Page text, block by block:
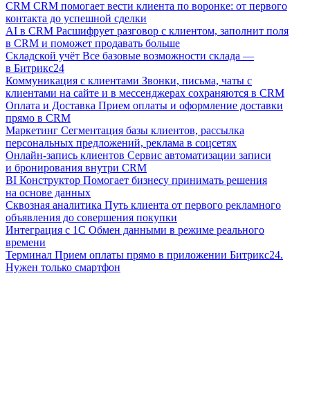
CRM CRM помогает вести клиента по воронке: от первого
контакта до успешной сделки
AI в CRM Расшифрует разговор с клиентом, заполнит поля
в CRM и поможет продавать больше
Складской учёт Все базовые возможности склада —
в Битрикс24
Коммуникация с клиентами Звонки, письма, чаты с
клиентами на сайте и в мессенджерах сохраняются в CRM
Оплата и Доставка Прием оплаты и оформление доставки
прямо в CRM
Маркетинг Сегментация базы клиентов, рассылка
персональных предложений, реклама в соцсетях
Онлайн-запись клиентов Сервис автоматизации записи
и бронирования внутри CRM
BI Конструктор Помогает бизнесу принимать решения
на основе данных
Сквозная аналитика Путь клиента от первого рекламного
объявления до совершения покупки
Интеграция с 1С Обмен данными в режиме реального
времени
Терминал Прием оплаты прямо в приложении Битрикс24.
Нужен только смартфон